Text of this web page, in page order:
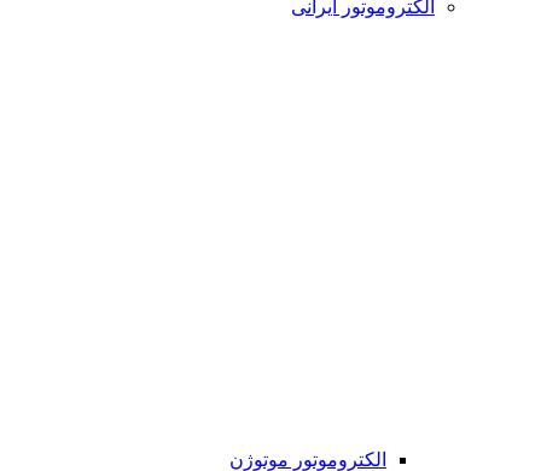
الکتروموتور ایرانی
الکتروموتور موتوژن